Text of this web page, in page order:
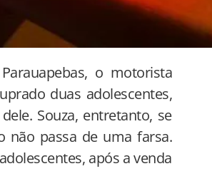
o motorista
duas adolescentes,
Souza, entretanto, se
não passa de uma farsa.
após a venda